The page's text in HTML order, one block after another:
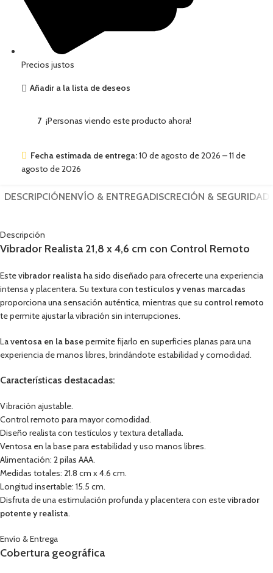
Precios justos
Añadir a la lista de deseos
7 ¡Personas viendo este producto ahora!
Fecha estimada de entrega:10 de agosto de 2026 – 11 de
agosto de 2026
DESCRIPCIÓNENVÍO & ENTREGADISCRECIÓN & SEGURIDAD
Descripción
Vibrador Realista 21,8 x 4,6 cm con Control Remoto
Estevibrador realistaha sido diseñado para ofrecerte una experiencia
intensa y placentera. Su textura con testículos y venas marcadas
proporciona una sensación auténtica, mientras que su control remoto
te permite ajustar la vibración sin interrupciones.
Laventosa en la basepermite fijarlo en superficies planas para una
experiencia de manos libres, brindándote estabilidad y comodidad.
Características destacadas:
Vibración ajustable.
Control remoto para mayor comodidad.
Diseño realista con testículos y textura detallada.
Ventosa en la base para estabilidad y uso manos libres.
Alimentación: 2 pilas AAA.
Medidas totales: 21.8 cm x 4.6 cm.
Longitud insertable: 15.5 cm.
Disfruta de una estimulación profunda y placentera con estevibrador
potente y realista.
Envío & Entrega
Cobertura geográfica